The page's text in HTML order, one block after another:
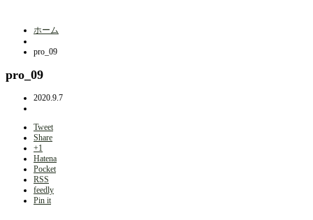
ホーム
pro_09
pro_09
2020.9.7
Tweet
Share
+1
Hatena
Pocket
RSS
feedly
Pin it